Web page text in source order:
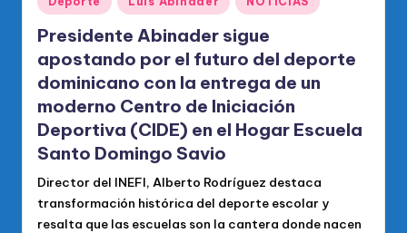
en
Presidente Abinader sigue
apostando por el futuro del deporte
dominicano con la entrega de un
moderno Centro de Iniciación
Deportiva (CIDE) en el Hogar Escuela
Santo Domingo Savio
Director del INEFI, Alberto Rodríguez destaca
transformación histórica del deporte escolar y
resalta que las escuelas son la cantera donde nacen